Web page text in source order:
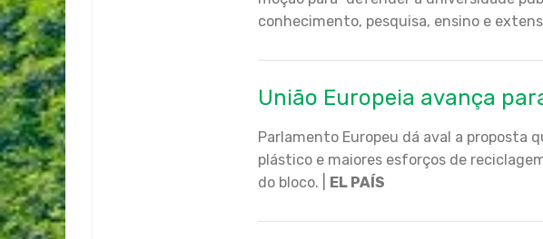
conhecimento, pesquisa, ensino e
União Europeia avança
Parlamento Europeu dá aval a proposta
plástico e maiores esforços de
do bloco. | EL PAÍS